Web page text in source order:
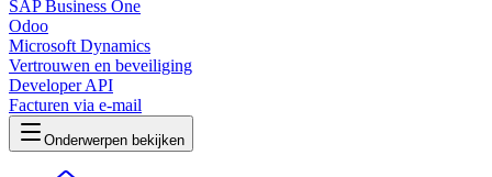
SAP Business One
Odoo
Microsoft Dynamics
Vertrouwen en beveiliging
Developer API
Facturen via e-mail
Onderwerpen bekijken